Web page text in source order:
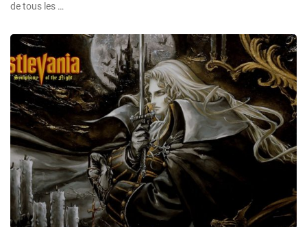
de tous les …